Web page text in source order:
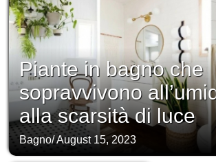
Piante in bagno che
sopravvivono
alla scarsità di luce
Bagno/August 15, 2023